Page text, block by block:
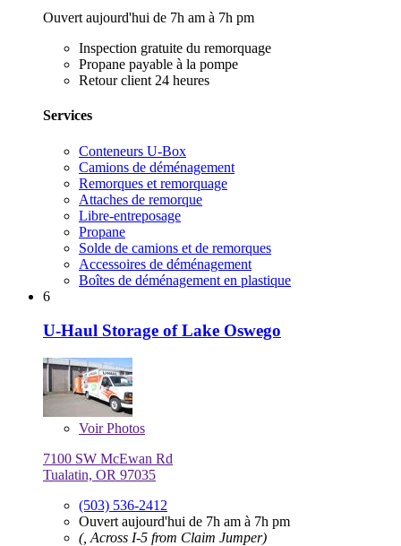
Ouvert aujourd'hui de 7h am à 7h pm
Inspection gratuite du remorquage
Propane payable à la pompe
Retour client 24 heures
Services
Conteneurs U-Box
Camions de déménagement
Remorques et remorquage
Attaches de remorque
Libre-entreposage
Propane
Solde de camions et de remorques
Accessoires de déménagement
Boîtes de déménagement en plastique
6
U-Haul Storage of Lake Oswego
VoirPhotos
7100 SW McEwan Rd
Tualatin, OR 97035
(503) 536-2412
Ouvert aujourd'hui de 7h am à 7h pm
(, Across I-5 from Claim Jumper)